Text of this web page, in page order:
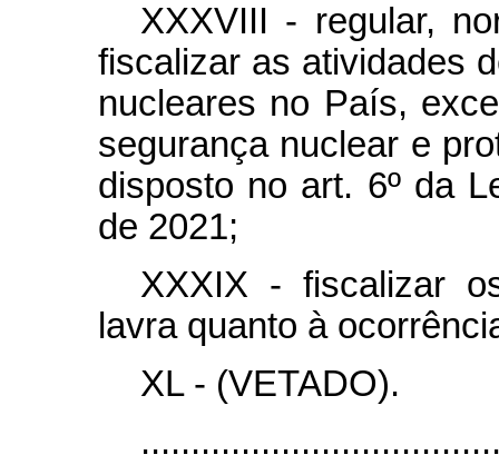
XXXVIII - regular,
fiscalizar as atividades
nucleares no País,
segurança nuclear e
disposto no art. 6º da
de 2021;
XXXIX - fiscalizar
lavra quanto à
XL - (VETADO).